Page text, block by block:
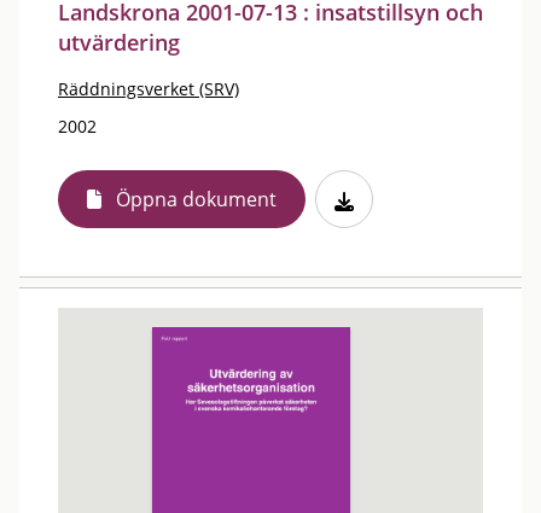
Landskrona 2001-07-13 : insatstillsyn och
utvärdering
Räddningsverket (SRV)
2002
Öppna dokument